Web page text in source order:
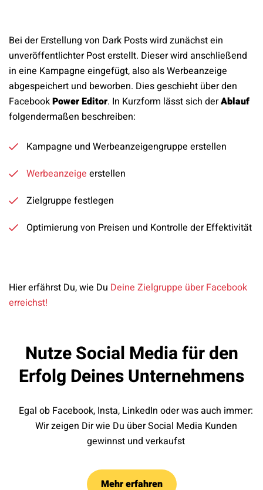
Bei der Erstellung von Dark Posts wird zunächst ein
unveröffentlichter Post erstellt. Dieser wird anschließend
in eine Kampagne eingefügt, also als Werbeanzeige
abgespeichert und beworben. Dies geschieht über den
FacebookPower Editor. In Kurzform lässt sich derAblauf
folgendermaßen beschreiben:
Kampagne und Werbeanzeigengruppe erstellen
Werbeanzeige erstellen
Zielgruppe festlegen
Optimierung von Preisen und Kontrolle der Effektivität
Hier erfährst Du, wie Du Deine Zielgruppe über Facebook
erreichst!
Nutze Social Media für den
Erfolg Deines Unternehmens
Egal ob Facebook, Insta, LinkedIn oder was auch immer:
Wir zeigen Dir wie Du über Social Media Kunden
gewinnst und verkaufst
Mehr erfahren